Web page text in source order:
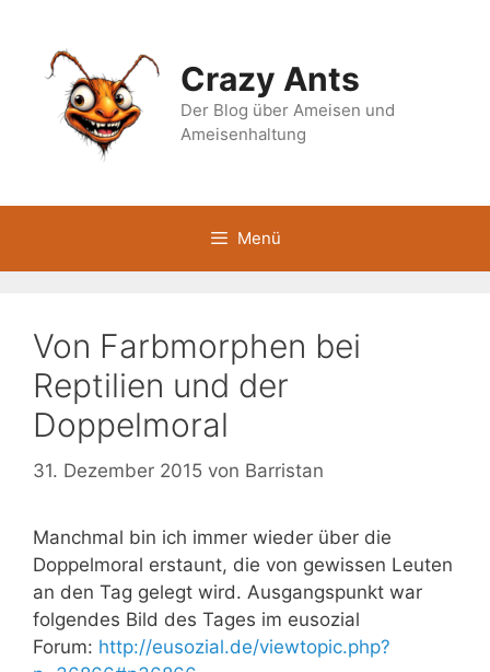
springen
Crazy Ants
Der Blog über Ameisen und
Ameisenhaltung
Menü
Von Farbmorphen bei
Reptilien und der
Doppelmoral
31. Dezember 2015 von Barristan
Manchmal bin ich immer wieder über die
Doppelmoral erstaunt, die von gewissen Leuten
an den Tag gelegt wird. Ausgangspunkt war
folgendes Bild des Tages im eusozial
Forum: http://eusozial.de/viewtopic.php?